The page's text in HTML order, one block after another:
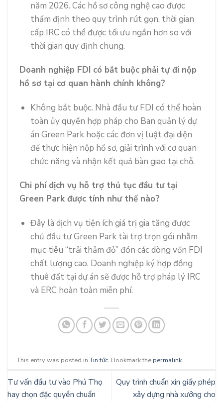
năm 2026. Các hồ sơ công nghệ cao được
thẩm định theo quy trình rút gọn, thời gian
cấp IRC có thể được tối ưu ngắn hơn so với
thời gian quy định chung.
Doanh nghiệp FDI có bắt buộc phải tự đi nộp
hồ sơ tại cơ quan hành chính không?
Không bắt buộc. Nhà đầu tư FDI có thể hoàn
toàn ủy quyền hợp pháp cho Ban quản lý dự
án Green Park hoặc các đơn vị luật đại diện
để thực hiện nộp hồ sơ, giải trình với cơ quan
chức năng và nhận kết quả bàn giao tại chỗ.
Chi phí dịch vụ hỗ trợ thủ tục đầu tư tại
Green Park được tính như thế nào?
Đây là dịch vụ tiện ích giá trị gia tăng được
chủ đầu tư Green Park tài trợ trọn gói nhằm
mục tiêu “trải thảm đỏ” đón các dòng vốn FDI
chất lượng cao. Doanh nghiệp ký hợp đồng
thuê đất tại dự án sẽ được hỗ trợ pháp lý IRC
và ERC hoàn toàn miễn phí.
This entry was posted inTin tức. Bookmark the permalink.
Tư vấn đầu tư vào Phú Thọ
hay chọn đặc quyền chuẩn
Quy trình chuẩn xin giấy phép
xây dựng nhà xưởng cho